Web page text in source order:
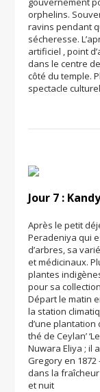
orphelins.
ravins pendant
sécheresse.
artificiel , point
dans le centre
côté du temple.
spectacle
Jour 7 :
Après le petit
Peradeniya qui
d’arbres, sa
et médicinaux.
plantes
pour sa
Départ le matin
la station
d’une
thé de Ceylan’
Nuwara Eliya ; il
Gregory en
dans la
et nuit